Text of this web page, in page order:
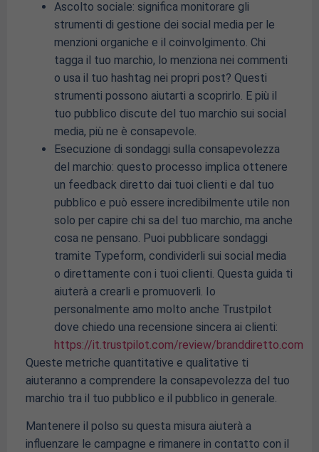
Ascolto sociale: significa monitorare gli
strumenti di gestione dei social media per le
menzioni organiche e il coinvolgimento. Chi
tagga il tuo marchio, lo menziona nei commenti
o usa il tuo hashtag nei propri post? Questi
strumenti possono aiutarti a scoprirlo. E più il
tuo pubblico discute del tuo marchio sui social
media, più ne è consapevole.
Esecuzione di sondaggi sulla consapevolezza
del marchio: questo processo implica ottenere
un feedback diretto dai tuoi clienti e dal tuo
pubblico e può essere incredibilmente utile non
solo per capire chi sa del tuo marchio, ma anche
cosa ne pensano. Puoi pubblicare sondaggi
tramite Typeform, condividerli sui social media
o direttamente con i tuoi clienti. Questa guida ti
aiuterà a crearli e promuoverli. Io
personalmente amo molto anche Trustpilot
dove chiedo una recensione sincera ai clienti:
https://it.trustpilot.com/review/branddiretto.com
Queste metriche quantitative e qualitative ti
aiuteranno a comprendere la consapevolezza del tuo
marchio tra il tuo pubblico e il pubblico in generale.
Mantenere il polso su questa misura aiuterà a
influenzare le campagne e rimanere in contatto con il